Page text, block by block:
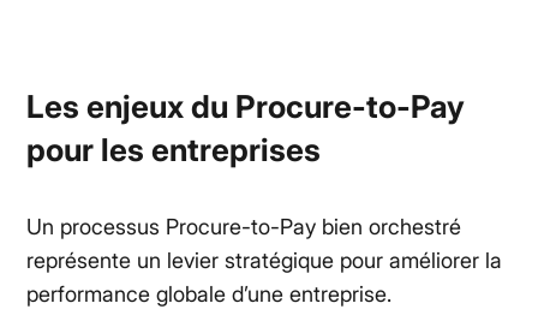
Les enjeux du Procure-to-Pay
pour les entreprises
Un processus Procure-to-Pay bien orchestré
représente un levier stratégique pour améliorer la
performance globale d’une entreprise.